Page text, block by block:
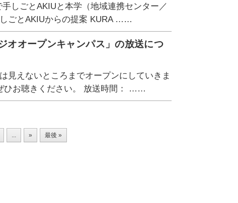
しごとAKIUと本学（地域連携センター／
ごとAKIUからの提案 KURA ……
オープンキャンパス」の放送につ
見えないところまでオープンにしていきま
ひお聴きください。 放送時間： ……
... » 最後 »